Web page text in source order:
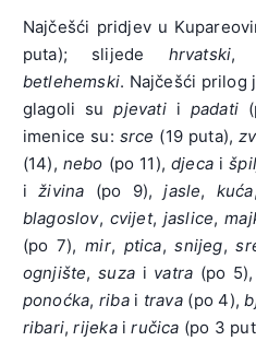
Najčešći pridjev u
puta); slijede hrvatski,
betlehemski. Najčešći prilog
glagoli supjevatii padati
imenice su: srce (19 puta),
(14), nebo (po 11),djeca i
iživina (po 9),jasle, kuća
blagoslov, cvijet, jaslice,
(po 7),mir, ptica,snijeg,
ognjište,suza i vatra (po
ponoćka, ribai trava(po 4),
ribari,rijekairučica (po 3